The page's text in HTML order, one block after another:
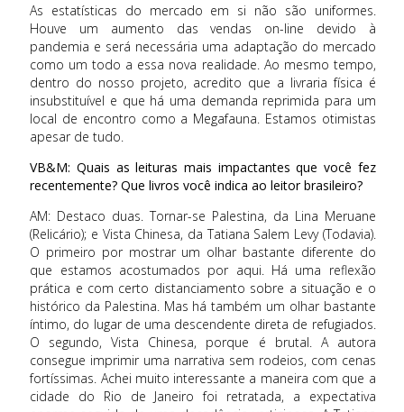
As estatísticas do mercado em si não são uniformes.
Houve um aumento das vendas on-line devido à
pandemia e será necessária uma adaptação do mercado
como um todo a essa nova realidade. Ao mesmo tempo,
dentro do nosso projeto, acredito que a livraria física é
insubstituível e que há uma demanda reprimida para um
local de encontro como a Megafauna. Estamos otimistas
apesar de tudo.
VB&M: Quais as leituras mais impactantes que você fez
recentemente? Que livros você indica ao leitor brasileiro?
AM: Destaco duas. Tornar-se Palestina, da Lina Meruane
(Relicário); e Vista Chinesa, da Tatiana Salem Levy (Todavia).
O primeiro por mostrar um olhar bastante diferente do
que estamos acostumados por aqui. Há uma reflexão
prática e com certo distanciamento sobre a situação e o
histórico da Palestina. Mas há também um olhar bastante
íntimo, do lugar de uma descendente direta de refugiados.
O segundo, Vista Chinesa, porque é brutal. A autora
consegue imprimir uma narrativa sem rodeios, com cenas
fortíssimas. Achei muito interessante a maneira com que a
cidade do Rio de Janeiro foi retratada, a expectativa